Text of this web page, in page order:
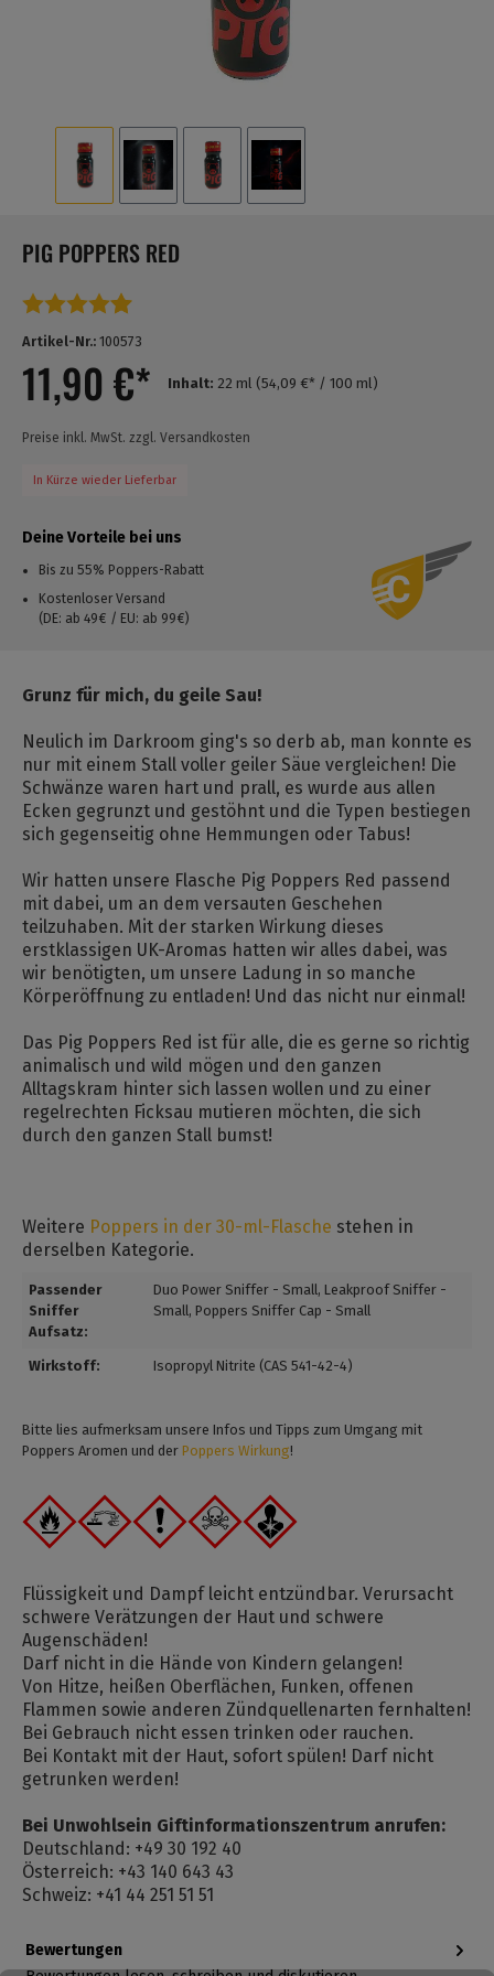
PIG POPPERS RED
Artikel-Nr.: 100573
11,90 €* Inhalt: 22 ml (54,09 €* / 100 ml)
Preise inkl. MwSt. zzgl. Versandkosten
In Kürze wieder Lieferbar
Deine Vorteile bei uns
Bis zu 55% Poppers-Rabatt
Kostenloser Versand
(DE: ab 49€ / EU: ab 99€)
Grunz für mich, du geile Sau!
Neulich im Darkroom ging's so derb ab, man konnte es
nur mit einem Stall voller geiler Säue vergleichen! Die
Schwänze waren hart und prall, es wurde aus allen
Ecken gegrunzt und gestöhnt und die Typen bestiegen
sich gegenseitig ohne Hemmungen oder Tabus!
Wir hatten unsere Flasche Pig Poppers Red passend
mit dabei, um an dem versauten Geschehen
teilzuhaben. Mit der starken Wirkung dieses
erstklassigen UK-Aromas hatten wir alles dabei, was
wir benötigten, um unsere Ladung in so manche
Körperöffnung zu entladen! Und das nicht nur einmal!
Das Pig Poppers Red ist für alle, die es gerne so richtig
animalisch und wild mögen und den ganzen
Alltagskram hinter sich lassen wollen und zu einer
regelrechten Ficksau mutieren möchten, die sich
durch den ganzen Stall bumst!
Weitere Poppers in der 30-ml-Flasche stehen in
derselben Kategorie.
Passender
Sniffer
Aufsatz:
Duo Power Sniffer - Small, Leakproof Sniffer -
Small, Poppers Sniffer Cap - Small
Wirkstoff: Isopropyl Nitrite (CAS 541-42-4)
Bitte lies aufmerksam unsere Infos und Tipps zum Umgang mit
Poppers Aromen und der Poppers Wirkung!
Flüssigkeit und Dampf leicht entzündbar. Verursacht
schwere Verätzungen der Haut und schwere
Augenschäden!
Darf nicht in die Hände von Kindern gelangen!
Von Hitze, heißen Oberflächen, Funken, offenen
Flammen sowie anderen Zündquellenarten fernhalten!
Bei Gebrauch nicht essen trinken oder rauchen.
Bei Kontakt mit der Haut, sofort spülen! Darf nicht
getrunken werden!
Bei Unwohlsein Giftinformationszentrum anrufen:
Deutschland: +49 30 192 40
Österreich: +43 140 643 43
Schweiz: +41 44 251 51 51
Bewertungen